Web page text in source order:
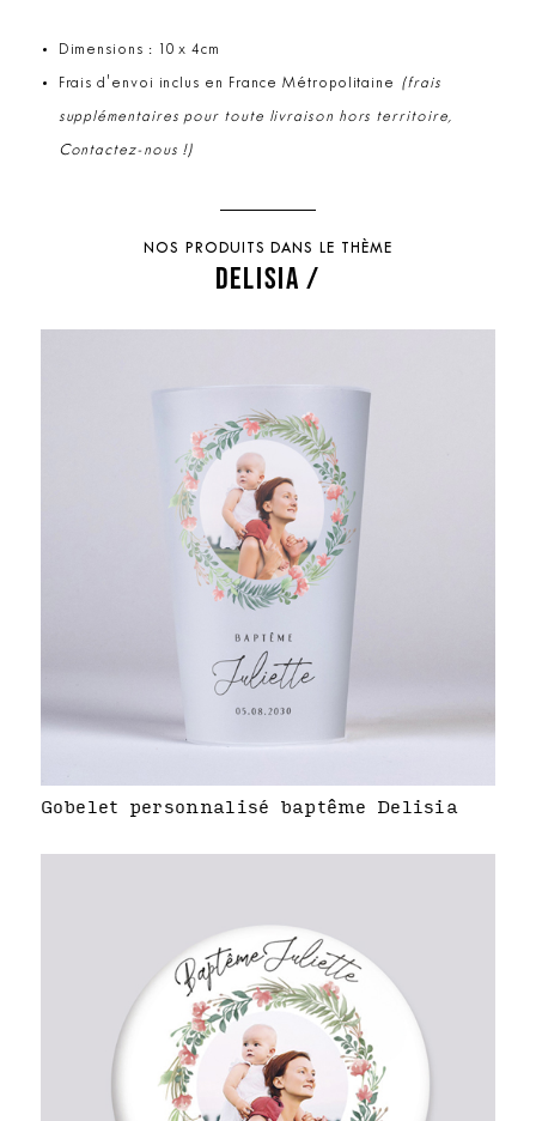
Dimensions : 10 x 4cm
Frais d'envoi inclus en France Métropolitaine (frais
supplémentaires pour toute livraison hors territoire,
Contactez-nous !)
NOS PRODUITS DANS LE THÈME
DELISIA /
Gobelet personnalisé baptême Delisia